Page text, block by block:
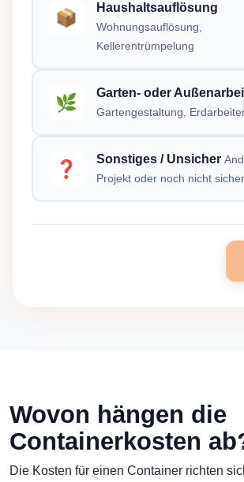
📦
Haushaltsauflösung
Wohnungsauflösung,
Kellerentrümpelung
🌿 Garten- oder
Gartengestaltung,
❓ Sonstiges / Unsicher
Projekt oder noch nicht sicher
Wovon hängen die
Containerkosten
Die Kosten für einen Container richten